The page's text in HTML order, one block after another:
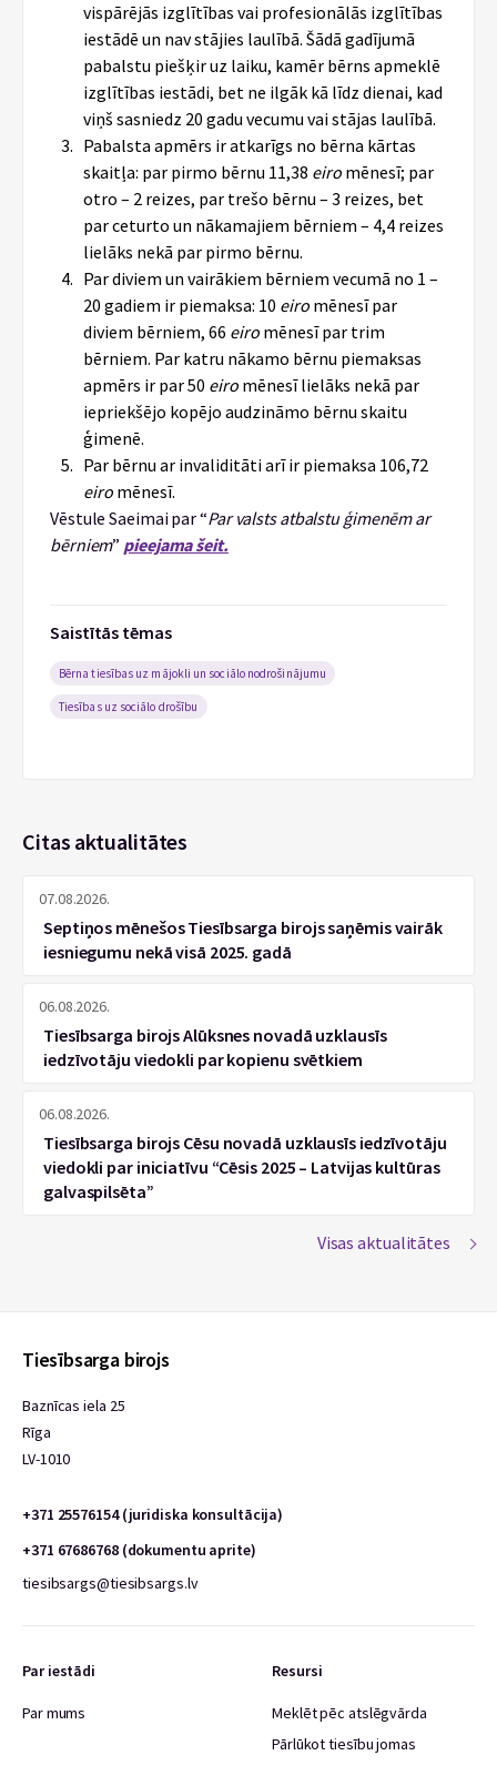
vispārējās izglītības vai profesionālās izglītības
iestādē un nav stājies laulībā. Šādā gadījumā
pabalstu piešķir uz laiku, kamēr bērns apmeklē
izglītības iestādi, bet ne ilgāk kā līdz dienai, kad
viņš sasniedz 20 gadu vecumu vai stājas laulībā.
Pabalsta apmērs ir atkarīgs no bērna kārtas
skaitļa: par pirmo bērnu 11,38 eiro mēnesī; par
otro – 2 reizes, par trešo bērnu – 3 reizes, bet
par ceturto un nākamajiem bērniem – 4,4 reizes
lielāks nekā par pirmo bērnu.
Par diviem un vairākiem bērniem vecumā no 1 –
20 gadiem ir piemaksa: 10 eiro mēnesī par
diviem bērniem, 66 eiro mēnesī par trim
bērniem. Par katru nākamo bērnu piemaksas
apmērs ir par 50 eiro mēnesī lielāks nekā par
iepriekšējo kopējo audzināmo bērnu skaitu
ģimenē.
Par bērnu ar invaliditāti arī ir piemaksa 106,72
eiro mēnesī.
Vēstule Saeimai par “Par valsts atbalstu ģimenēm ar
bērniem” pieejama šeit.
Saistītās tēmas
Bērna tiesības uz mājokli un sociālo nodrošinājumu
Tiesības uz sociālo drošību
Citas aktualitātes
07.08.2026.
Septiņos mēnešos Tiesībsarga birojs saņēmis vairāk
iesniegumu nekā visā 2025. gadā
06.08.2026.
Tiesībsarga birojs Alūksnes novadā uzklausīs
iedzīvotāju viedokli par kopienu svētkiem
06.08.2026.
Tiesībsarga birojs Cēsu novadā uzklausīs iedzīvotāju
viedokli par iniciatīvu “Cēsis 2025 – Latvijas kultūras
galvaspilsēta”
Visas aktualitātes
Tiesībsarga birojs
Baznīcas iela 25
Rīga
LV-1010
+371 25576154 (juridiska konsultācija)
+371 67686768 (dokumentu aprite)
tiesibsargs@tiesibsargs.lv
Par iestādi
Par mums
Resursi
Meklēt pēc atslēgvārda
Pārlūkot tiesību jomas